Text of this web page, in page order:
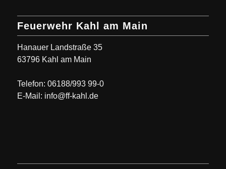
Feuerwehr Kahl am Main
Hanauer Landstraße 35
63796 Kahl am Main
Telefon: 06188/993 99-0
E-Mail: info@ff-kahl.de